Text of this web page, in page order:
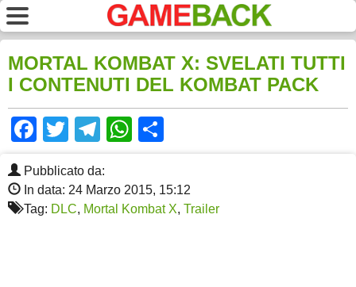
MORTAL KOMBAT X: SVELATI TUTTI
I CONTENUTI DEL KOMBAT PACK
Facebook
TwitterTelegram
WhatsApp
Pubblicato da:
In data: 24 Marzo 2015, 15:12
Tag: DLC, Mortal Kombat X, Trailer